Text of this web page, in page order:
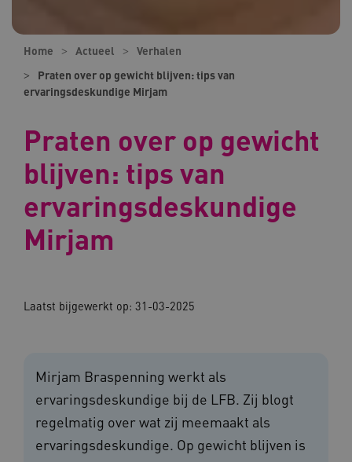
Home Actueel
Verhalen
Praten over op gewicht blijven: tips van
ervaringsdeskundige Mirjam
Praten over op gewicht
blijven: tips van
ervaringsdeskundige
Mirjam
Laatst bijgewerkt op: 31-03-2025
Mirjam Braspenning werkt als
ervaringsdeskundige bij de LFB. Zij blogt
regelmatig over wat zij meemaakt als
ervaringsdeskundige. Op gewicht blijven is